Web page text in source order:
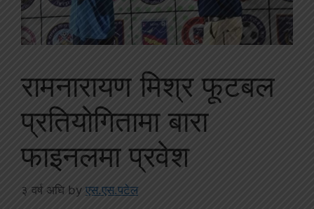
रामनारायण मिश्र फूटबल
प्रतियोगितामा बारा
फाइनलमा प्रवेश
३ वर्ष अघि by एस.एस.पटेल